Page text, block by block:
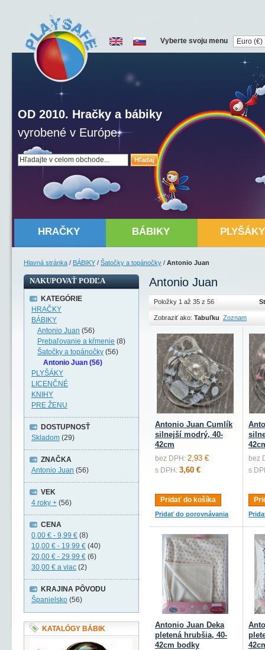
Hľadaj
OD 2010. Hračky a bábiky
vyrobené v Európe.
Vyberte svoju menu
HRAČKY BÁBIKY PLYŠÁKY
Hlavná stránka / BÁBIKY / Šatočky a topánočky / Antonio Juan
Antonio Juan
Položky 1 až 35 z 56
Zobraziť ako: Tabuľku Zoznam
Antonio Juan Cumlík
silnejší modrý, 40-
42cm
bez DPH: 2,93 €
s DPH: 3,60 €
Pridať do košíka
Pridať do porovnávania
bez
s
Antonio Juan Deka
pletená hrubšia, 40-
42cm bodky
NAKUPOVAŤ PODĽA
KATEGÓRIE
HRAČKY
BÁBIKY
Antonio Juan (56)
Prebaľovanie a kŕmenie (8)
Šatočky a topánočky (56)
Antonio Juan (56)
PLYŠÁKY
LICENČNÉ
KNIHY
PRE ŽENU
DOSTUPNOSŤ
Skladom (29)
ZNAČKA
Antonio Juan (56)
VEK
4 roky + (56)
CENA
0,00 € - 9,99 € (8)
10,00 € - 19,99 € (40)
20,00 € - 29,99 € (6)
30,00 € a viac (2)
KRAJINA PÔVODU
Španielsko (56)
KATALÓGY BÁBIK